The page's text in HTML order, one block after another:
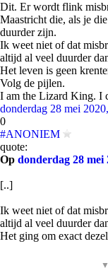
Dit. Er wordt flink
Maastricht die, als je
duurder zijn.
Ik weet niet of dat
altijd al veel duurder
Het leven is geen
Volg de pijlen.
I am the Lizard King. I
donderdag 28 mei
0
#ANONIEM
quote:
Op donderdag 28 mei
[..]
Ik weet niet of dat
altijd al veel duurder
Het ging om exact